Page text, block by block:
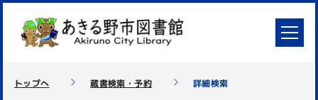
トップへ 蔵書検索・予約 詳細検索